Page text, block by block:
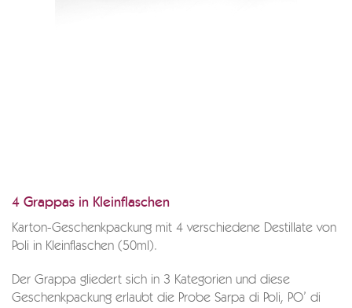
4 Grappas in Kleinflaschen
Karton-Geschenkpackung mit 4 verschiedene Destillate von
Poli in Kleinflaschen (50ml).
Der Grappa gliedert sich in 3 Kategorien und diese
Geschenkpackung erlaubt die Probe Sarpa di Poli, PO’ di